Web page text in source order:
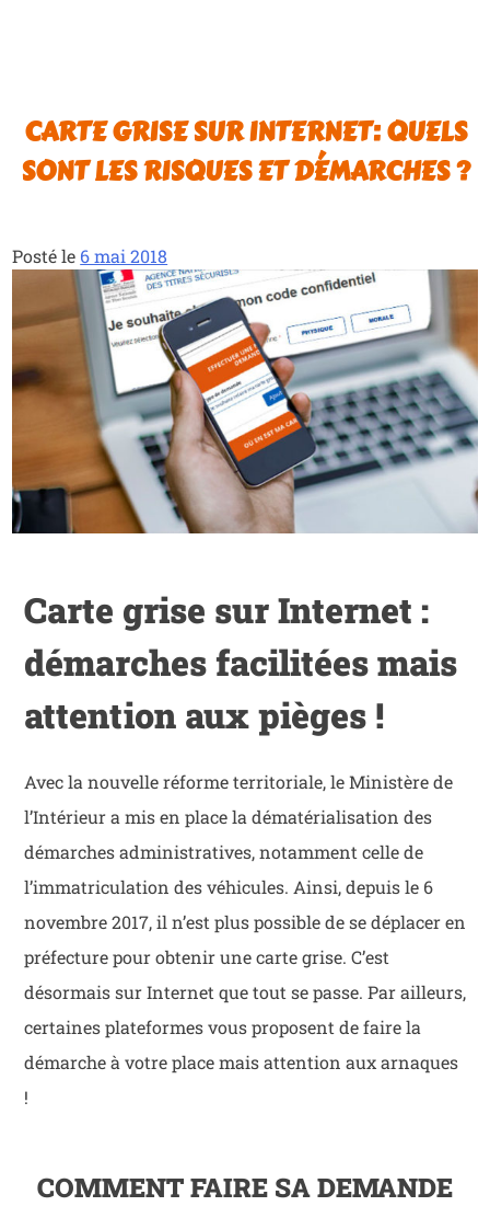
CARTE GRISE SUR INTERNET: QUELS
SONT LES RISQUES ET DÉMARCHES ?
Posté le 6 mai 2018
Carte grise sur Internet :
démarches facilitées mais
attention aux pièges !
Avec la nouvelle réforme territoriale, le Ministère de
l’Intérieur a mis en place la dématérialisation des
démarches administratives, notamment celle de
l’immatriculation des véhicules. Ainsi, depuis le 6
novembre 2017, il n’est plus possible de se déplacer en
préfecture pour obtenir une carte grise. C’est
désormais sur Internet que tout se passe. Par ailleurs,
certaines plateformes vous proposent de faire la
démarche à votre place mais attention aux arnaques
!
COMMENT FAIRE SA DEMANDE